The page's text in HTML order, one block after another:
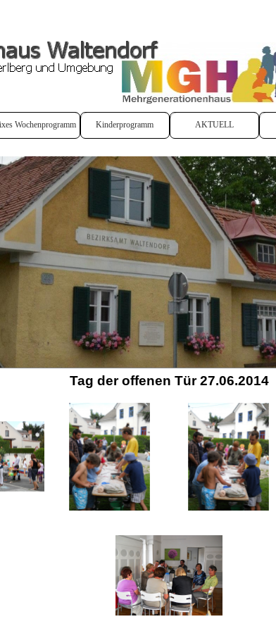
Wochenprogramm Kinderprogramm AKTUELL
Tag der offenen Tür 27.06.2014